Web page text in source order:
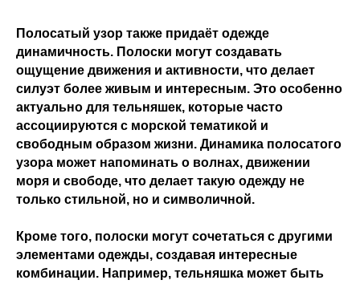
Полосатый узор также придаёт одежде
динамичность. Полоски могут создавать
ощущение движения и активности, что делает
силуэт более живым и интересным. Это особенно
актуально для тельняшек, которые часто
ассоциируются с морской тематикой и
свободным образом жизни. Динамика полосатого
узора может напоминать о волнах, движении
моря и свободе, что делает такую одежду не
только стильной, но и символичной.
Кроме того, полоски могут сочетаться с другими
элементами одежды, создавая интересные
комбинации. Например, тельняшка может быть